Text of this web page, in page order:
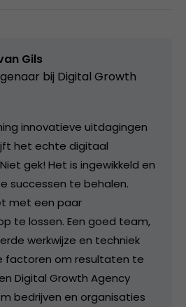
Gils
bij Digital Growth
innovatieve uitdagingen
het echte digitaal
gek! Het is ingewikkeld en
successen te behalen.
met een paar
te lossen. Een goed team,
werkwijze en techniek
factoren om resultaten te
Digital Growth Agency
bedrijven en organisaties